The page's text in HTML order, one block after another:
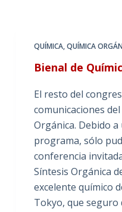
QUÍMICA,QUÍMICA
Bienal de
El resto del
comunicaciones
Orgánica. Debido
programa, sólo
conferencia
Síntesis Orgánica
excelente químico
Tokyo, que